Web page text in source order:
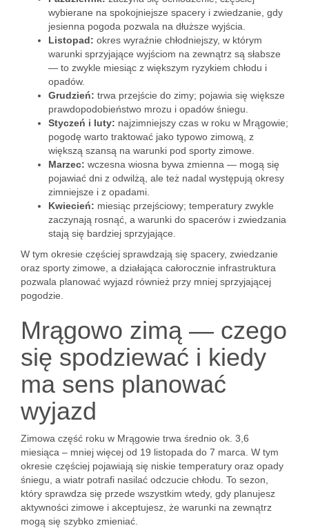
wybierane na spokojniejsze spacery i zwiedzanie, gdy
jesienna pogoda pozwala na dłuższe wyjścia.
Listopad: okres wyraźnie chłodniejszy, w którym
warunki sprzyjające wyjściom na zewnątrz są słabsze
— to zwykle miesiąc z większym ryzykiem chłodu i
opadów.
Grudzień: trwa przejście do zimy; pojawia się większe
prawdopodobieństwo mrozu i opadów śniegu.
Styczeń i luty: najzimniejszy czas w roku w Mrągowie;
pogodę warto traktować jako typowo zimową, z
większą szansą na warunki pod sporty zimowe.
Marzec: wczesna wiosna bywa zmienna — mogą się
pojawiać dni z odwilżą, ale też nadal występują okresy
zimniejsze i z opadami.
Kwiecień: miesiąc przejściowy; temperatury zwykle
zaczynają rosnąć, a warunki do spacerów i zwiedzania
stają się bardziej sprzyjające.
W tym okresie częściej sprawdzają się spacery, zwiedzanie
oraz sporty zimowe, a działająca całorocznie infrastruktura
pozwala planować wyjazd również przy mniej sprzyjającej
pogodzie.
Mrągowo zimą — czego
się spodziewać i kiedy
ma sens planować
wyjazd
Zimowa część roku w Mrągowie trwa średnio ok. 3,6
miesiąca – mniej więcej od 19 listopada do 7 marca. W tym
okresie częściej pojawiają się niskie temperatury oraz opady
śniegu, a wiatr potrafi nasilać odczucie chłodu. To sezon,
który sprawdza się przede wszystkim wtedy, gdy planujesz
aktywności zimowe i akceptujesz, że warunki na zewnątrz
mogą się szybko zmieniać.